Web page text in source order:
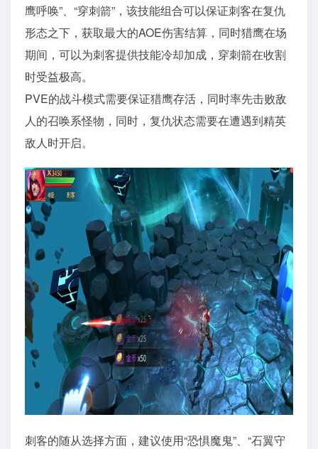
鹰呼唤”、“穿刺箭”，该技能组合可以保证刺客在复仇
形态之下，获取最大的AOE伤害结算，同时猎鹰在场
期间，可以为刺客提供技能冷却加成，穿刺箭在收割
时受益极高。
PVE的战斗模式需要保证猎鹰存活，同时率先击败敌
人的召唤系怪物，同时，复仇状态需要在遭遇到精英
敌人时开启。
刺客的随从选择方面，建议使用“恐惧魔鬼”、“石翼守